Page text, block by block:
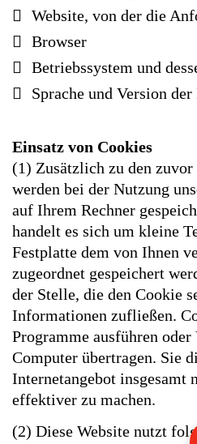
Website, von der die
Browser
Betriebssystem und
Sprache und Version
Einsatz von Cookies
(1) Zusätzlich zu den zuvor
werden bei der Nutzung
auf Ihrem Rechner
handelt es sich um kleine
Festplatte dem von Ihnen
zugeordnet gespeichert
der Stelle, die den Cookie
Informationen zufließen.
Programme ausführen
Computer übertragen. Sie
Internetangebot insgesamt
effektiver zu machen.
(2) Diese Website nutzt